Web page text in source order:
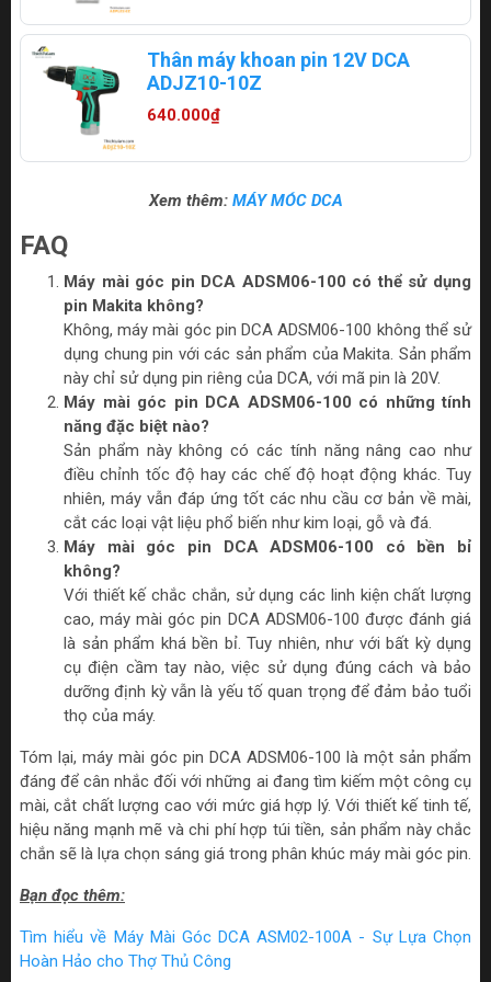
Thân máy khoan pin 12V DCA
ADJZ10-10Z
640.000₫
Xem thêm: MÁY MÓC DCA
FAQ
Máy mài góc pin DCA ADSM06-100 có thể sử dụng
pin Makita không?
Không, máy mài góc pin DCA ADSM06-100 không thể sử
dụng chung pin với các sản phẩm của Makita. Sản phẩm
này chỉ sử dụng pin riêng của DCA, với mã pin là 20V.
Máy mài góc pin DCA ADSM06-100 có những tính
năng đặc biệt nào?
Sản phẩm này không có các tính năng nâng cao như
điều chỉnh tốc độ hay các chế độ hoạt động khác. Tuy
nhiên, máy vẫn đáp ứng tốt các nhu cầu cơ bản về mài,
cắt các loại vật liệu phổ biến như kim loại, gỗ và đá.
Máy mài góc pin DCA ADSM06-100 có bền bỉ
không?
Với thiết kế chắc chắn, sử dụng các linh kiện chất lượng
cao, máy mài góc pin DCA ADSM06-100 được đánh giá
là sản phẩm khá bền bỉ. Tuy nhiên, như với bất kỳ dụng
cụ điện cầm tay nào, việc sử dụng đúng cách và bảo
dưỡng định kỳ vẫn là yếu tố quan trọng để đảm bảo tuổi
thọ của máy.
Tóm lại, máy mài góc pin DCA ADSM06-100 là một sản phẩm
đáng để cân nhắc đối với những ai đang tìm kiếm một công cụ
mài, cắt chất lượng cao với mức giá hợp lý. Với thiết kế tinh tế,
hiệu năng mạnh mẽ và chi phí hợp túi tiền, sản phẩm này chắc
chắn sẽ là lựa chọn sáng giá trong phân khúc máy mài góc pin.
Bạn đọc thêm:
Tìm hiểu về Máy Mài Góc DCA ASM02-100A - Sự Lựa Chọn
Hoàn Hảo cho Thợ Thủ Công